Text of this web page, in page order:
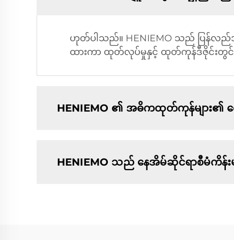
ဟုတ်ပါသည်။ HENIEMO သည် ပြန်လည်
ထားကာ ထုတ်လုပ်မှုနှင့် ထုတ်ကုန်ဒီဇိုင်းတွင်
HENIEMO ၏ အဓိကထုတ်ကုန်များ၏
HENIEMO သည် နေအိမ်ဆိုင်ရာစီမံကိန်း